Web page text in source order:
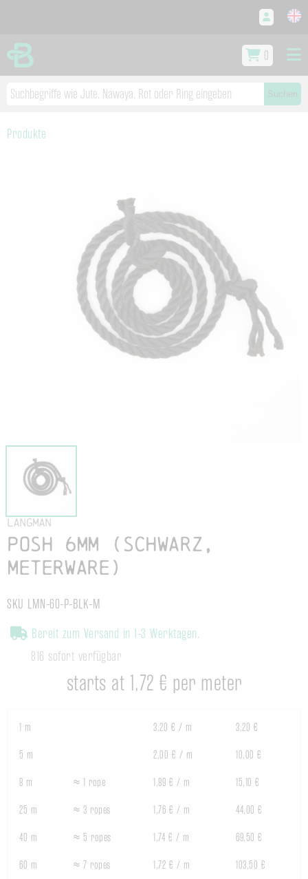
0
Suchen
Produkte
Langman
POSH 6mm (schwarz,
meterware)
SKU LMN-60-P-BLK-M
Bereit zum Versand in 1-3 Werktagen.
816 sofort verfügbar
starts at 1,72 € per meter
1 m 3,20 € / m 3,20 €
5 m 2,00 € / m 10,00 €
8 m ≈ 1 rope 1,89 € / m 15,10 €
25 m ≈ 3 ropes 1,76 € / m 44,00 €
40 m ≈ 5 ropes 1,74 € / m 69,50 €
60 m ≈ 7 ropes 1,72 € / m 103,50 €